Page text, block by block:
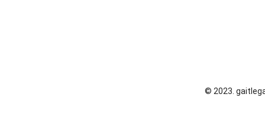
© 2023.